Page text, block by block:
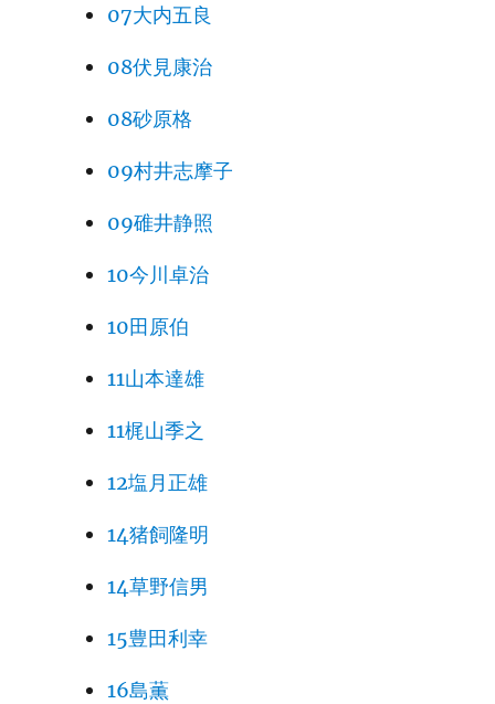
07大内五良
08伏見康治
08砂原格
09村井志摩子
09碓井静照
10今川卓治
10田原伯
11山本達雄
11梶山季之
12塩月正雄
14猪飼隆明
14草野信男
15豊田利幸
16島薫